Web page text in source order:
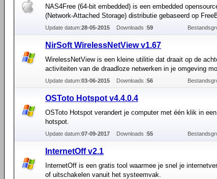
NAS4Free (64-bit embedded) is een embedded
(Network-Attached Storage) distributie gebaseerd op
Update datum:28-05-2015 Downloads :59
NirSoft WirelessNetView v1.67
WirelessNetView is een kleine utilitie dat draait op de
activiteiten van de draadloze netwerken in je omgeving
Update datum:03-06-2015 Downloads :56
OSToto Hotspot v4.4.0.4
OSToto Hotspot verandert je computer met één klik in
hotspot.
Update datum:07-09-2017 Downloads :55
InternetOff v2.1
InternetOff is een gratis tool waarmee je snel je
of uitschakelen vanuit het systeemvak.